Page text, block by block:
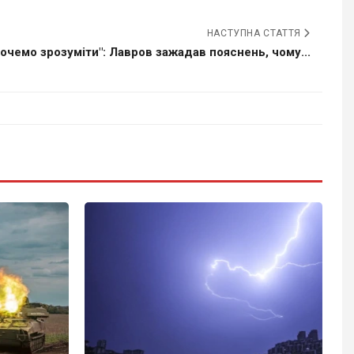
НАСТУПНА СТАТТЯ
зрозуміти": Лавров зажадав пояснень, чому...